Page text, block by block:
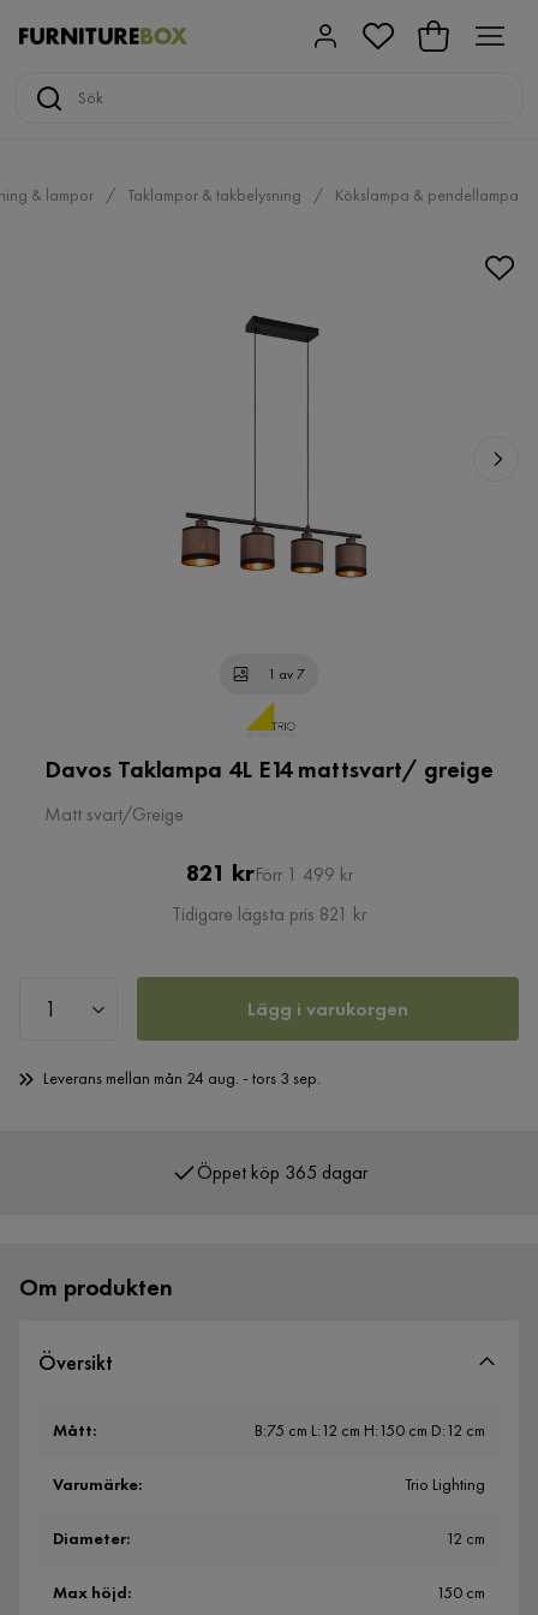
& lampor Taklampor & takbelysning Kökslampa & pendellampa
1 av 7
Davos Taklampa 4L E14 mattsvart/ greige
Matt svart/Greige
Pris
821 kr Original
Pris
Förr 1 499 kr
Tidigare lägsta pris 821 kr
Lägg i varukorgen
Leverans mellan mån 24 aug. - tors 3 sep.
Om produkten
Översikt
Mått: B:75 cm L:12 cm H:150 cm D:12 cm
Varumärke: Trio Lighting
Diameter: 12 cm
Max höjd: 150 cm